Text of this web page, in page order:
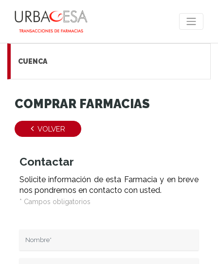
CUENCA
COMPRAR FARMACIAS
VOLVER
Contactar
Solicite información de esta Farmacia y en breve
nos pondremos en contacto con usted.
* Campos obligatorios